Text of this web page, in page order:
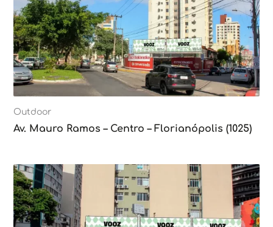
Outdoor
Av. Mauro Ramos – Centro – Florianópolis (1025)